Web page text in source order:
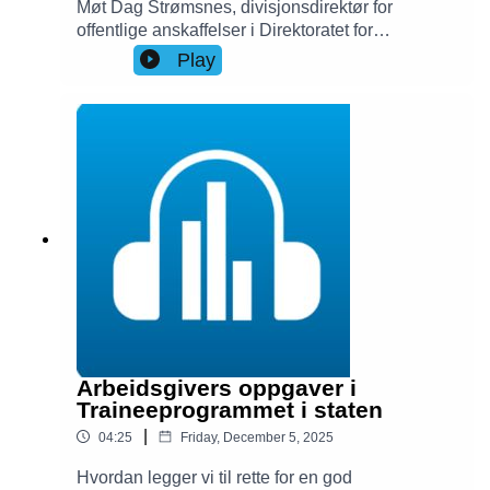
Møt Dag Strømsnes, divisjonsdirektør for
offentlige anskaffelser i Direktoratet for
forvaltning og økonomistyring (DFØ) Sammen tar
vi et tilbakeblikk på året som gikk, og ser på
datadrevne anskaffelser, bruk av KI, anskaffelser
i kommunesektoren og hvilke prioriteringer DFØ
har satt for 2026. Til slutt deler Strømsnes råd til
innkjøpere som står midt i krevende økonomiske
og strategiske veivalg.
Play
Arbeidsgivers oppgaver i
Traineeprogrammet i staten
04:25 Friday, December 5, 2025
Hvordan legger vi til rette for en god